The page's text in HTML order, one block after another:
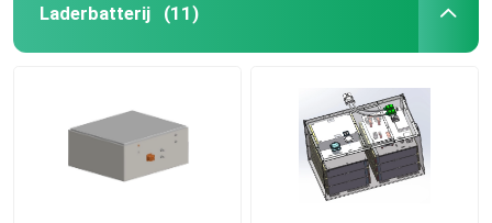
Laderbatterij (11)